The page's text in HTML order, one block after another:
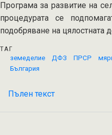
Програма за развитие на
процедурата се
подобряване на цялостната
ТАГ
земеделие
ДФЗ ПРСР
България
Пълен текст